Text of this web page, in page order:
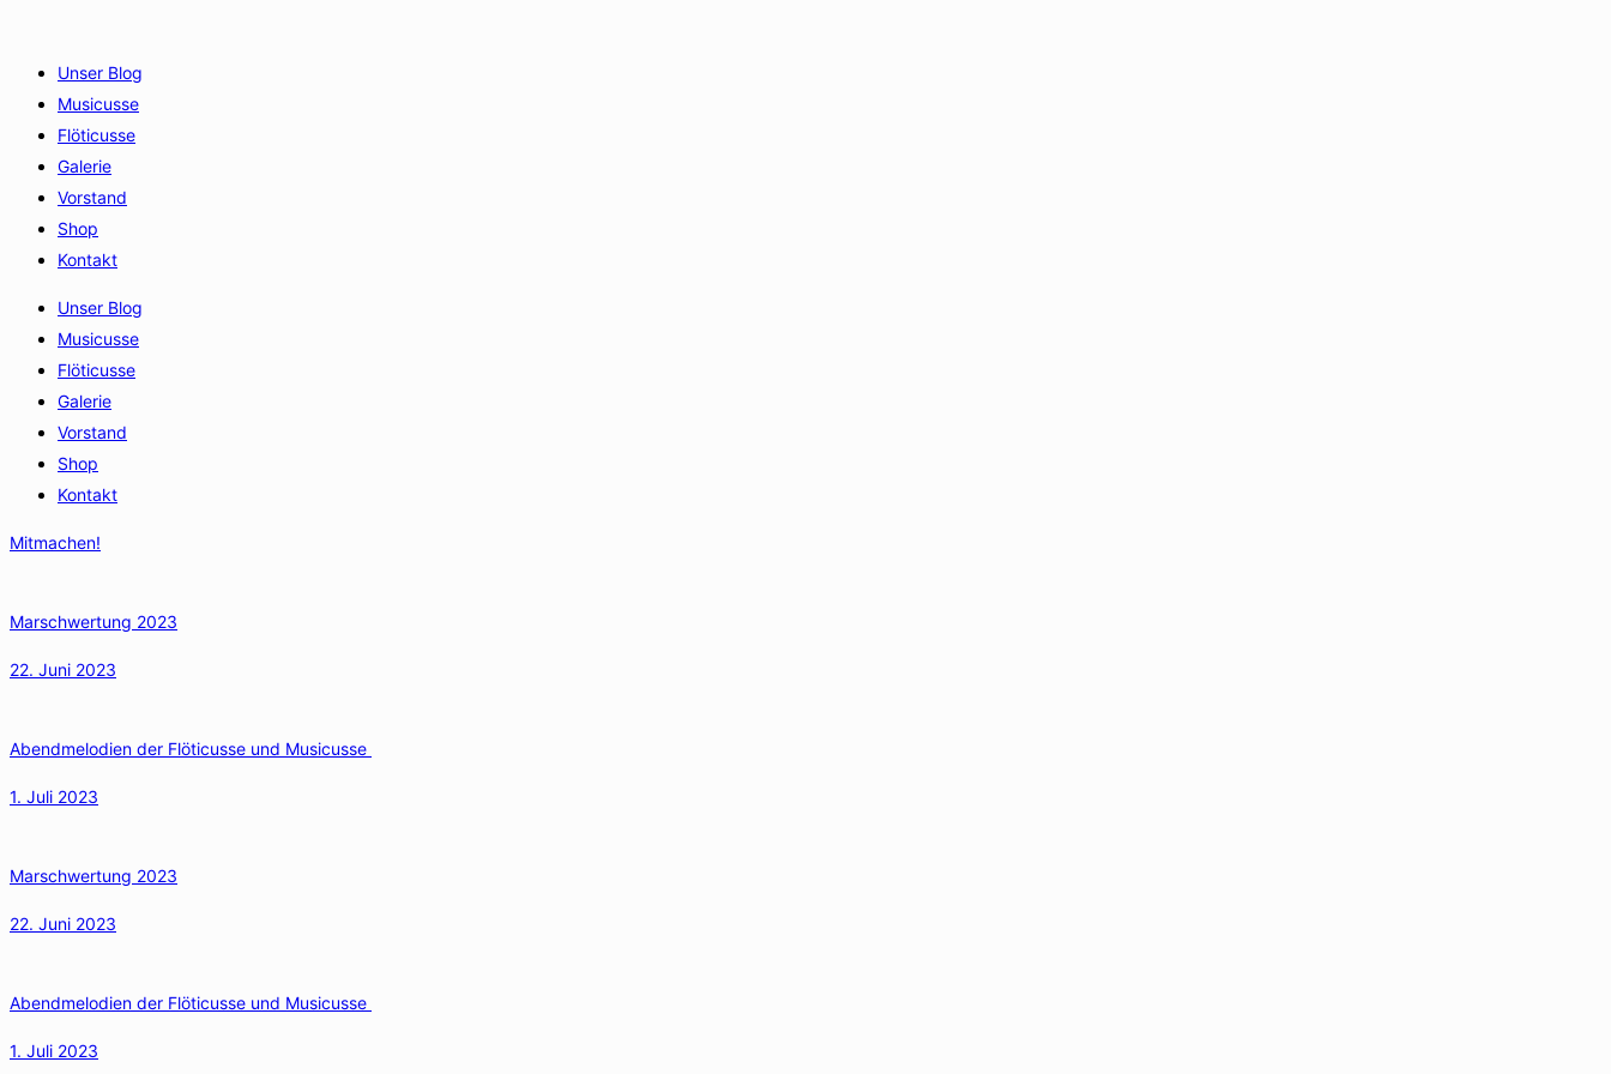
Unser Blog
Musicusse
Flöticusse
Galerie
Vorstand
Shop
Kontakt
Unser Blog
Musicusse
Flöticusse
Galerie
Vorstand
Shop
Kontakt
Mitmachen!
Marschwertung 2023
22. Juni 2023
Abendmelodien der Flöticusse und Musicusse
1. Juli 2023
Marschwertung 2023
22. Juni 2023
Abendmelodien der Flöticusse und Musicusse
1. Juli 2023